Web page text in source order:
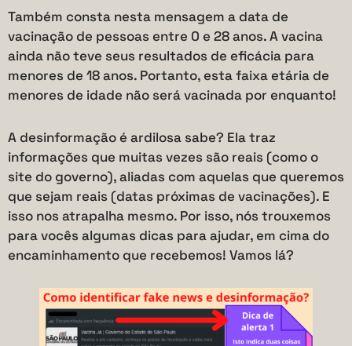
Também consta nesta mensagem a data de
vacinação de pessoas entre 0 e 28 anos. A vacina
ainda não teve seus resultados de eficácia para
menores de 18 anos. Portanto, esta faixa etária de
menores de idade não será vacinada por enquanto!
A desinformação é ardilosa sabe? Ela traz
informações que muitas vezes são reais (como o
site do governo), aliadas com aquelas que queremos
que sejam reais (datas próximas de vacinações). E
isso nos atrapalha mesmo. Por isso, nós trouxemos
para vocês algumas dicas para ajudar, em cima do
encaminhamento que recebemos! Vamos lá?